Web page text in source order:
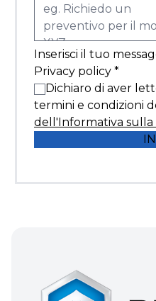
Inserisci il tuo
Privacy policy *
Dichiaro di aver
termini e condizioni
dell'Informativa sulla